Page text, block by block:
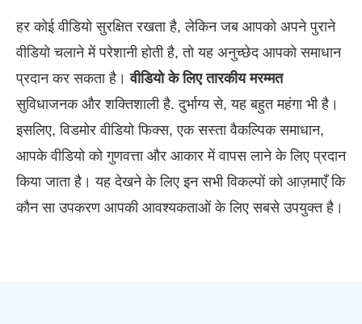
हर कोई वीडियो सुरक्षित रखता है, लेकिन जब आपको अपने पुराने
वीडियो चलाने में परेशानी होती है, तो यह अनुच्छेद आपको समाधान
प्रदान कर सकता है।वीडियो के लिए तारकीय मरम्मत
सुविधाजनक और शक्तिशाली है. दुर्भाग्य से, यह बहुत महंगा भी है।
इसलिए, विडमोर वीडियो फिक्स, एक सस्ता वैकल्पिक समाधान,
आपके वीडियो को गुणवत्ता और आकार में वापस लाने के लिए प्रदान
किया जाता है। यह देखने के लिए इन सभी विकल्पों को आज़माएँ कि
कौन सा उपकरण आपकी आवश्यकताओं के लिए सबसे उपयुक्त है।